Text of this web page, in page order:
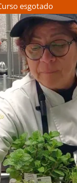
esgotado